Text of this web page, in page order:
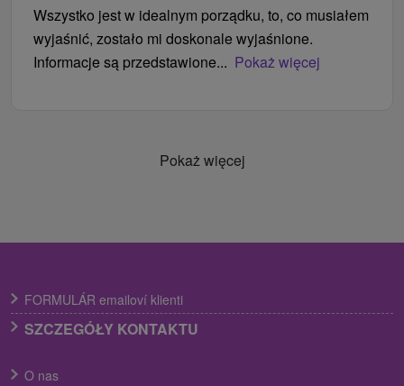
Wszystko jest w idealnym porządku, to, co musiałem
wyjaśnić, zostało mi doskonale wyjaśnione.
Informacje są przedstawione... Pokaż więcej
Pokaż więcej
FORMULÁR emailoví klienti
SZCZEGÓŁY KONTAKTU
O nas